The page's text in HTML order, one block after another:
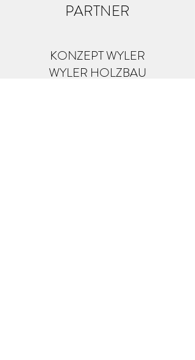
PARTNER
KONZEPT WYLER
WYLER HOLZBAU